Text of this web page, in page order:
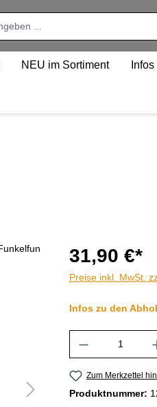
NEU im Sortiment
31,90 €*
Preise inkl. MwSt.
Infos zu den
Produkt
Zum Merkzettel
Produktnummer: